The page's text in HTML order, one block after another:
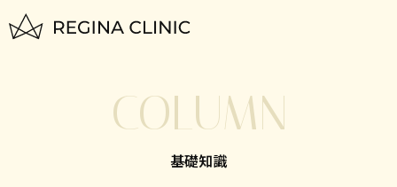
COLUMN
基礎知識